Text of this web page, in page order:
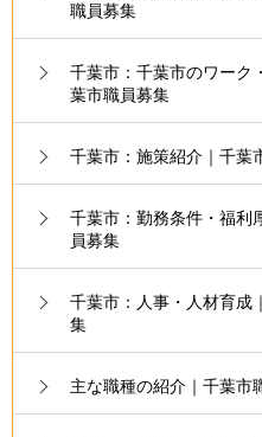
職員募集
千葉市：千葉市のワーク
葉市職員募集
千葉市：施策紹介｜千葉
千葉市：勤務条件・福利
員募集
千葉市：人事・人材育成
集
主な職種の紹介｜千葉市